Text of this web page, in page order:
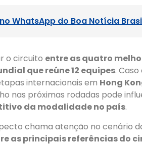
WhatsApp do Boa Notícia
o circuito entre as quatro
que reúne 12 equipes.
internacionais em Hong
nas próximas rodadas pode
da modalidade no país.
chama atenção no cenário
as principais referências do